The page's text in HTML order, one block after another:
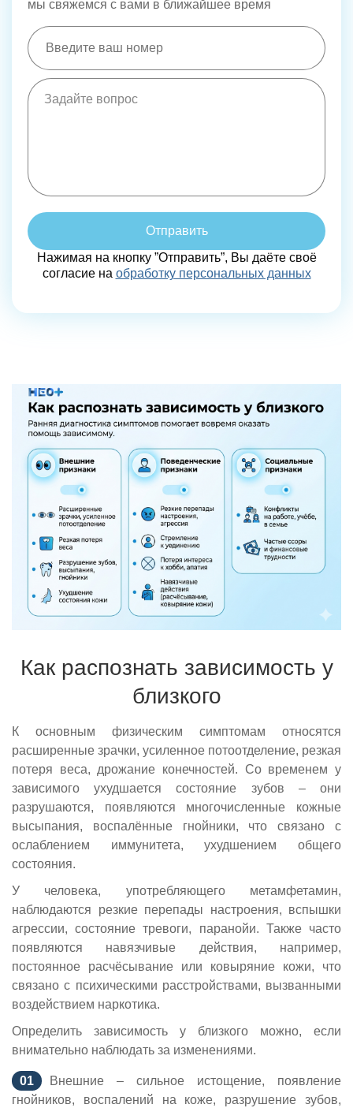
мы свяжемся с вами в ближайшее время
Отправить
Нажимая на кнопку ”Отправить”, Вы даёте своё
согласие на обработку персональных данных
Как распознать зависимость у
близкого
К основным физическим симптомам относятся
расширенные зрачки, усиленное потоотделение, резкая
потеря веса, дрожание конечностей. Со временем у
зависимого ухудшается состояние зубов – они
разрушаются, появляются многочисленные кожные
высыпания, воспалённые гнойники, что связано с
ослаблением иммунитета, ухудшением общего
состояния.
У человека, употребляющего метамфетамин,
наблюдаются резкие перепады настроения, вспышки
агрессии, состояние тревоги, паранойи. Также часто
появляются навязчивые действия, например,
постоянное расчёсывание или ковыряние кожи, что
связано с психическими расстройствами, вызванными
воздействием наркотика.
Определить зависимость у близкого можно, если
внимательно наблюдать за изменениями.
Внешние – сильное истощение, появление
гнойников, воспалений на коже, разрушение зубов,